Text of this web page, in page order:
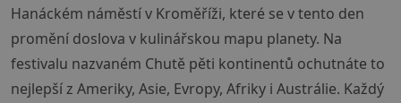
Hanáckém náměstí v Kroměříži, které se v tento den
promění doslova v kulinářskou mapu planety. Na
festivalu nazvaném Chutě pěti kontinentů ochutnáte to
nejlepší z Ameriky, Asie, Evropy, Afriky i Austrálie. Každý